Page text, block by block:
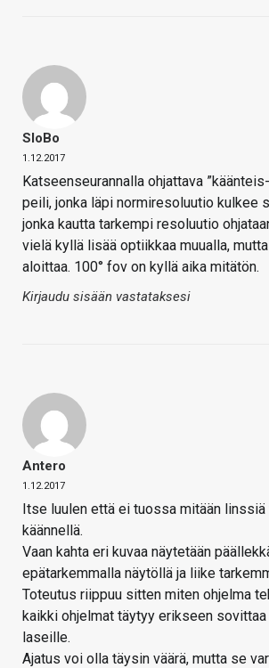
SloBo
1.12.2017
Katseenseurannalla ohjattava
peili, jonka läpi normiresoluutio kulkee
jonka kautta tarkempi resoluutio
vielä kyllä lisää optiikkaa muualla,
aloittaa. 100° fov on kyllä aika mitätön.
Kirjaudu sisään vastataksesi
Antero
1.12.2017
Itse luulen että ei tuossa mitään linssiä
käännellä.
Vaan kahta eri kuvaa näytetään
epätarkemmalla näytöllä ja liike
Toteutus riippuu sitten miten ohjelma
kaikki ohjelmat täytyy erikseen
laseille.
Ajatus voi olla täysin väärä, mutta se